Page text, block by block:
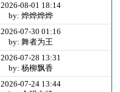
2026-08-01 18:14
by: 烨烨烨烨
2026-07-30 01:16
by: 舞者为王
2026-07-28 13:31
by: 杨柳飘香
2026-07-24 13:44